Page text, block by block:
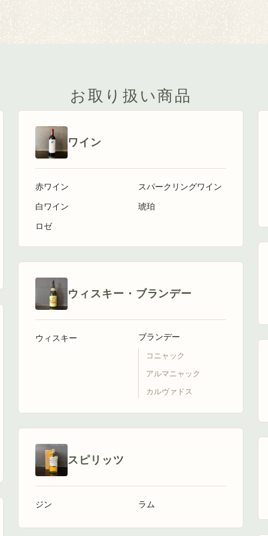
お取り扱い商品
ワイン
赤ワイン
白ワイン
ロゼ
スパークリングワイン
琥珀
ウィスキー・ブランデー
ウィスキー ブランデー
コニャック
アルマニャック
カルヴァドス
スピリッツ
ジン ラム